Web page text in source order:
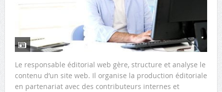
Le responsable éditorial web gère, structure et analyse le
contenu d’un site web. Il organise la production éditoriale
en partenariat avec des contributeurs internes et